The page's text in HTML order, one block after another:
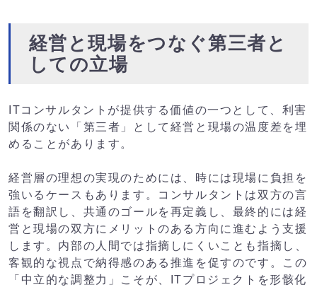
経営と現場をつなぐ第三者と
しての立場
ITコンサルタントが提供する価値の一つとして、利害
関係のない「第三者」として経営と現場の温度差を埋
めることがあります。
経営層の理想の実現のためには、時には現場に負担を
強いるケースもあります。コンサルタントは双方の言
語を翻訳し、共通のゴールを再定義し、最終的には経
営と現場の双方にメリットのある方向に進むよう支援
します。内部の人間では指摘しにくいことも指摘し、
客観的な視点で納得感のある推進を促すのです。この
「中立的な調整力」こそが、ITプロジェクトを形骸化